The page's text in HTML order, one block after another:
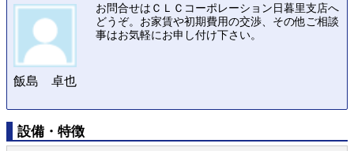
飯島 卓也
お問合せはＣＬＣコーポレーション日暮里支店へ
どうぞ。お家賃や初期費用の交渉、その他ご相談
事はお気軽にお申し付け下さい。
設備・特徴